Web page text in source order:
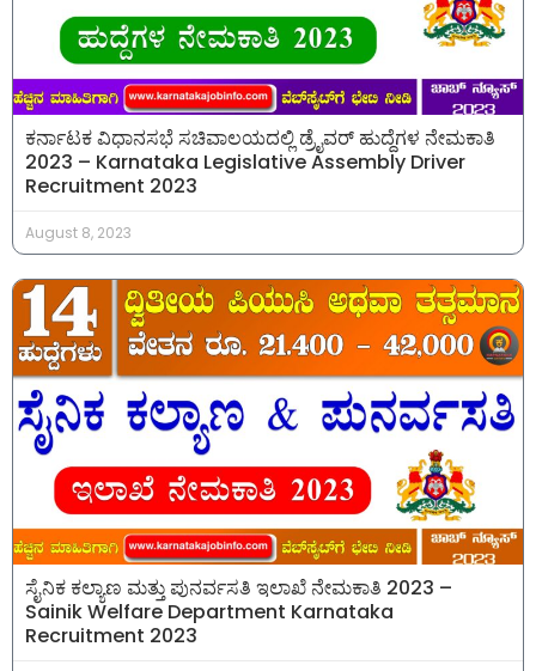
ಕರ್ನಾಟಕ ವಿಧಾನಸಭೆ ಸಚಿವಾಲಯದಲ್ಲಿ ಡ್ರೈವರ್ ಹುದ್ದೆಗಳ ನೇಮಕಾತಿ
2023 – Karnataka Legislative Assembly Driver
Recruitment 2023
August 8, 2023
ಸೈನಿಕ ಕಲ್ಯಾಣ ಮತ್ತು ಪುನರ್ವಸತಿ ಇಲಾಖೆ ನೇಮಕಾತಿ 2023 –
Sainik Welfare Department Karnataka
Recruitment 2023